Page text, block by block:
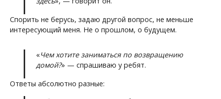
Спорить не берусь, задаю другой вопрос, не меньше
интересующий меня. Не о прошлом, о будущем.
«Чем хотите заниматься по возвращению
домой?» — спрашиваю у ребят.
Ответы абсолютно разные: